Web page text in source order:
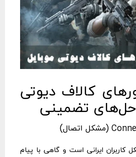
کالاف دیوتی
تضمینی
کاربران ایرانی است و گاهی با پیام